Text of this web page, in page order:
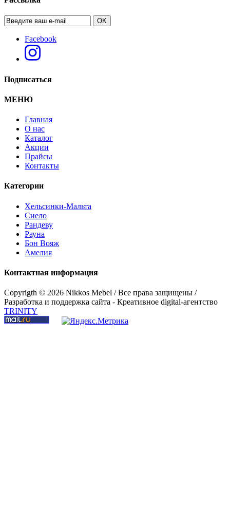
OK
Facebook
Подписаться
МЕНЮ
Главная
О нас
Каталог
Акции
Прайсы
Контакты
Категории
Хельсинки-Мальта
Сиело
Рандеву
Рауна
Бон Вояж
Амелия
Контактная информация
Copyrigth © 2026 Nikkos Mebel / Все права защищены /
Разработка и поддержка сайта - Креативное digital-агентство
TRINITY